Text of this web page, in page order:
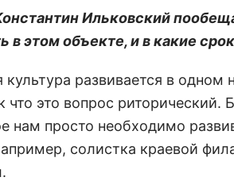
Ильковский
в этом объекте, и в какие
развивается в одном
это вопрос риторический.
нам просто необходимо
солистка краевой